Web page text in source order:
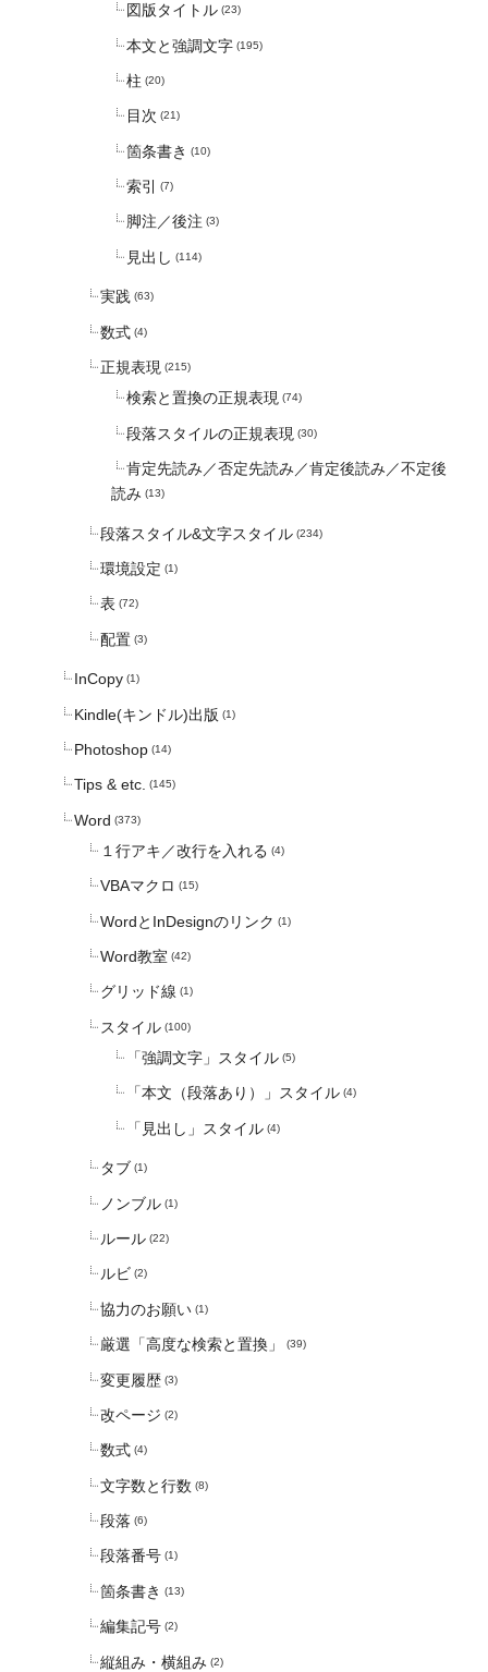
図版タイトル (23)
本文と強調文字 (195)
柱 (20)
目次 (21)
箇条書き (10)
索引 (7)
脚注／後注 (3)
見出し (114)
実践 (63)
数式 (4)
正規表現 (215)
検索と置換の正規表現 (74)
段落スタイルの正規表現 (30)
肯定先読み／否定先読み／肯定後読み／不定後
読み (13)
段落スタイル&文字スタイル (234)
環境設定 (1)
表 (72)
配置 (3)
InCopy (1)
Kindle(キンドル)出版 (1)
Photoshop (14)
Tips & etc. (145)
Word (373)
１行アキ／改行を入れる (4)
VBAマクロ (15)
WordとInDesignのリンク (1)
Word教室 (42)
グリッド線 (1)
スタイル (100)
「強調文字」スタイル (5)
「本文（段落あり）」スタイル (4)
「見出し」スタイル (4)
タブ (1)
ノンブル (1)
ルール (22)
ルビ (2)
協力のお願い (1)
厳選「高度な検索と置換」 (39)
変更履歴 (3)
改ページ (2)
数式 (4)
文字数と行数 (8)
段落 (6)
段落番号 (1)
箇条書き (13)
編集記号 (2)
縦組み・横組み (2)